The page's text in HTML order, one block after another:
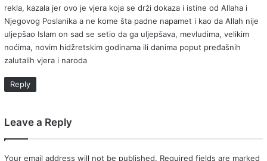
rekla, kazala jer ovo je vjera koja se drži dokaza i istine od Allaha i
Njegovog Poslanika a ne kome šta padne napamet i kao da Allah nije
uljepšao Islam on sad se setio da ga uljepšava, mevludima, velikim
noćima, novim hidžretskim godinama ili danima poput pređašnih
zalutalih vjera i naroda
Reply
Leave a Reply
Your email address will not be published. Required fields are marked